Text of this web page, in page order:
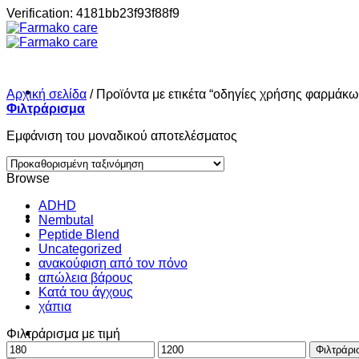
Verification: 4181bb23f93f88f9Μετάβαση
Σπίτι
Shop
About
Contact
Αρχική σελίδα /Προϊόντα με ετικέτα “οδηγίες χρήσης
Φιλτράρισμα
Εμφάνιση του μοναδικού αποτελέσματος
Browse
ADHD
Nembutal
Peptide Blend
Uncategorized
ανακούφιση από τον πόνο
απώλεια βάρους
Κατά του άγχους
χάπια
Φιλτράρισμα με τιμή
Ελάχιστη
Μέγιστη